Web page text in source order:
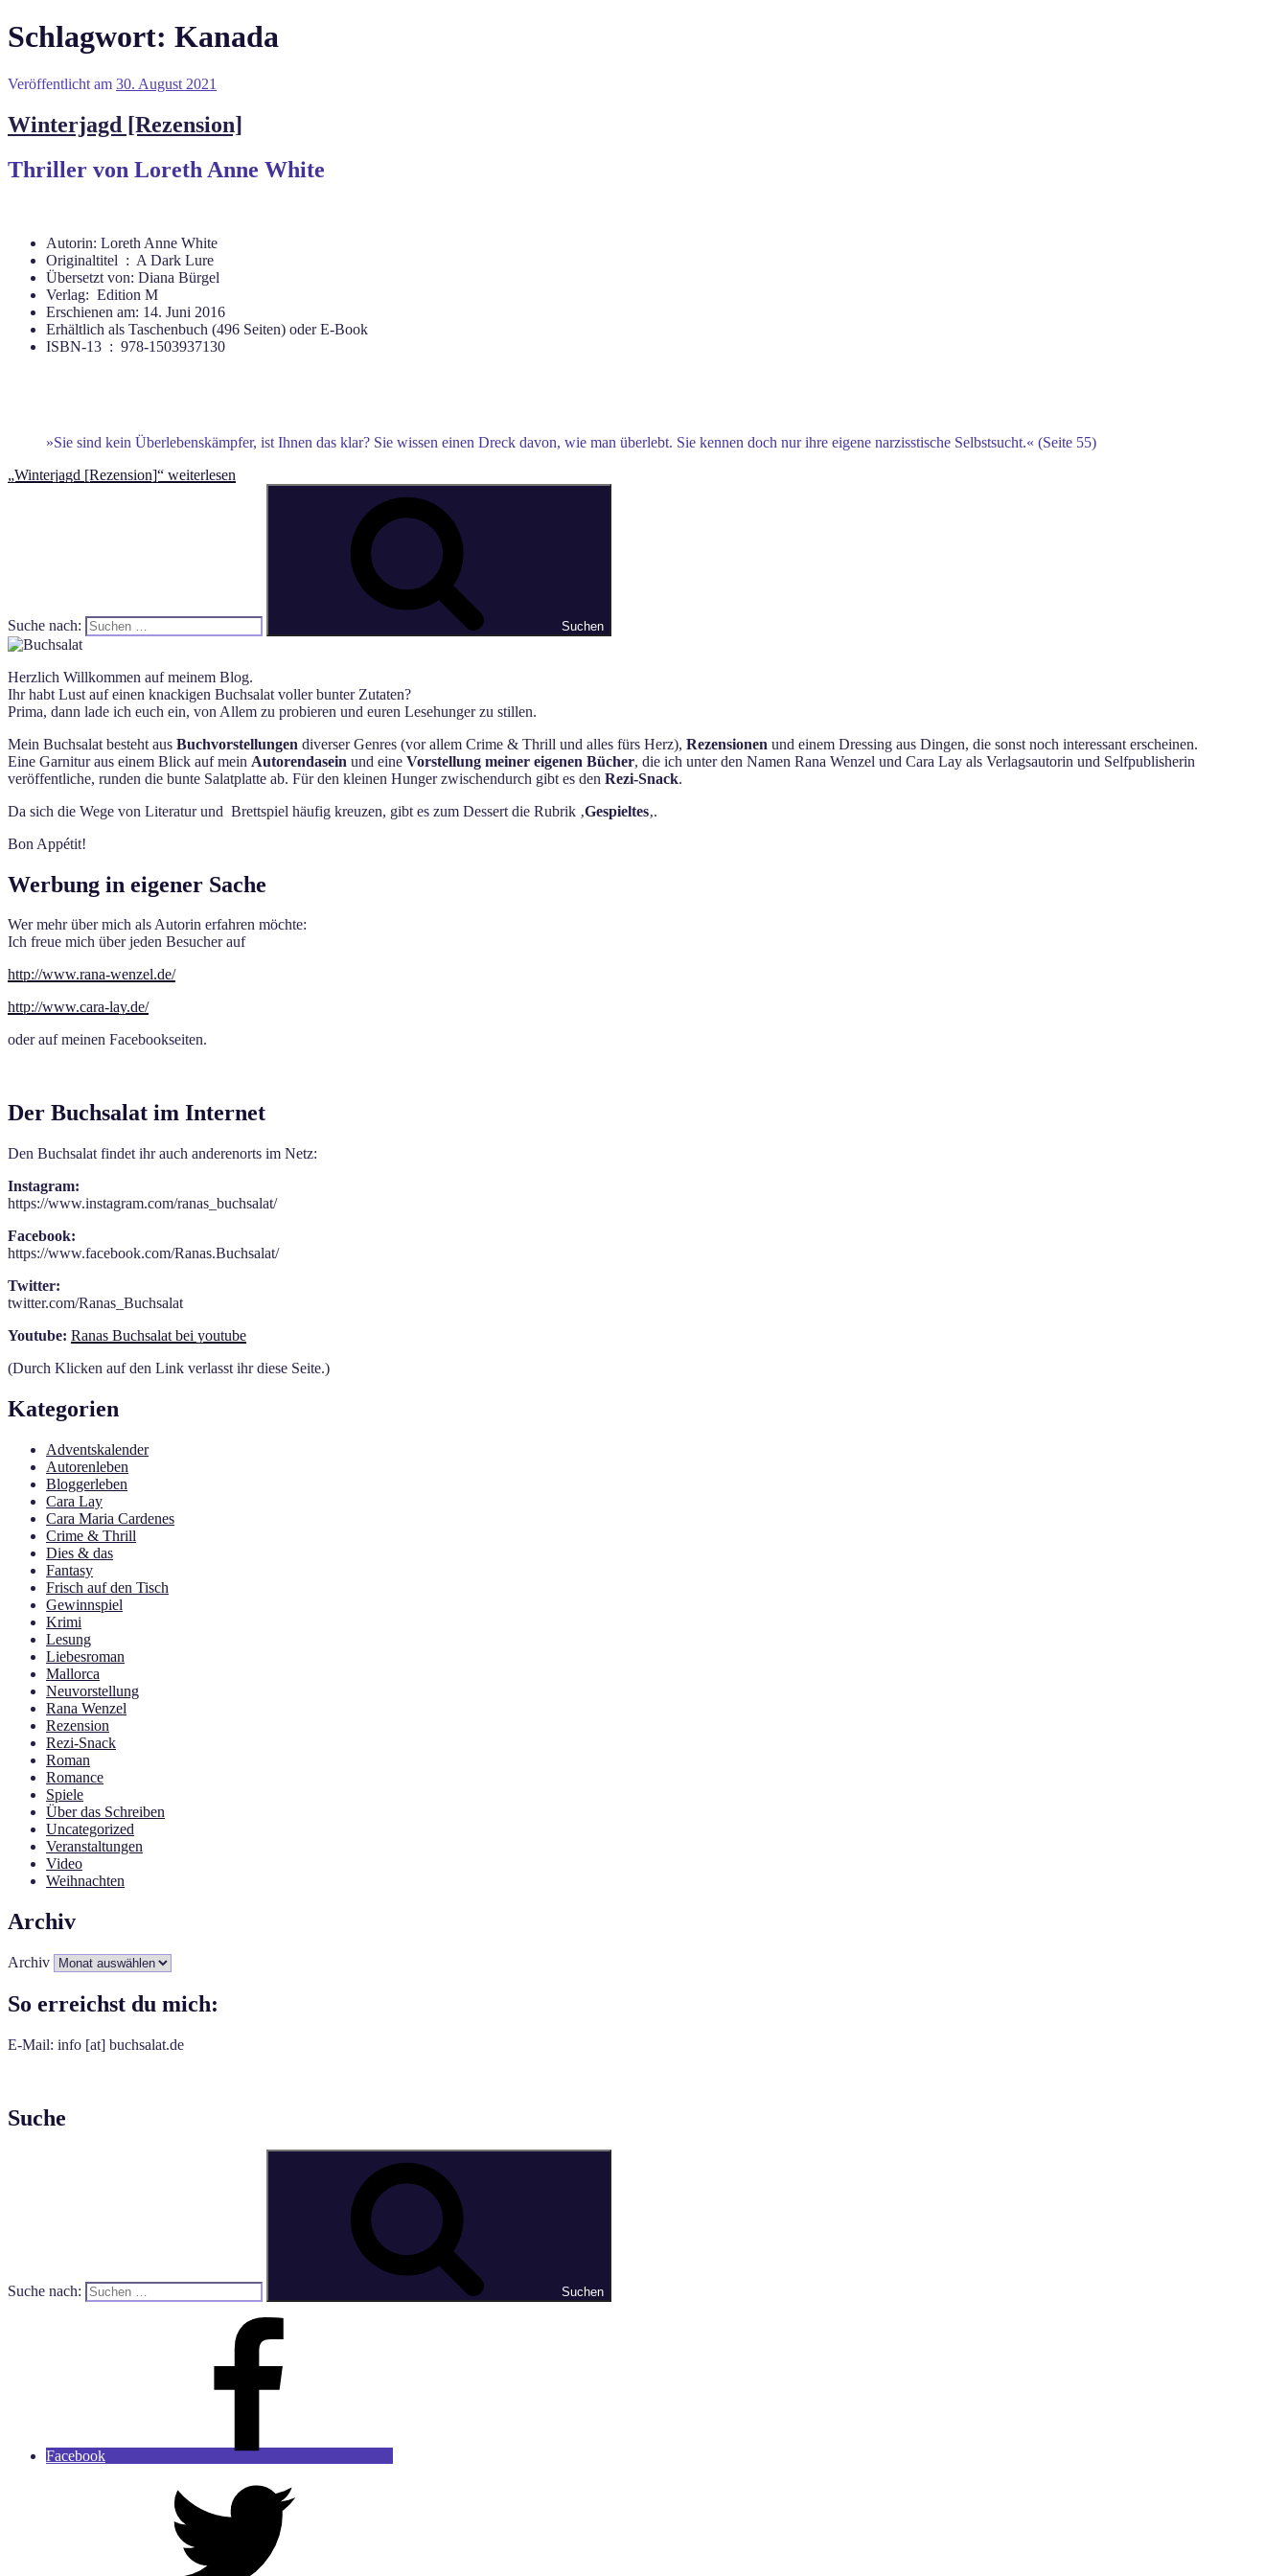
Schlagwort: Kanada
Veröffentlicht am 30. August 2021
Winterjagd [Rezension]
Thriller von Loreth Anne White
Autorin: Loreth Anne White
Originaltitel ‏ : ‎ A Dark Lure
Übersetzt von: Diana Bürgel
Verlag: ‎ Edition M
Erschienen am: 14. Juni 2016
Erhältlich als Taschenbuch (496 Seiten) oder E-Book
ISBN-13 ‏ : ‎ 978-1503937130
»Sie sind kein Überlebenskämpfer, ist Ihnen das klar? Sie wissen einen Dreck davon, wie man überlebt. Sie kennen doch nur ihre eigene narzisstische Selbstsucht.« (Seite 55)
„Winterjagd [Rezension]“ weiterlesen
Suche nach: Suchen
Herzlich Willkommen auf meinem Blog.
Ihr habt Lust auf einen knackigen Buchsalat voller bunter Zutaten?
Prima, dann lade ich euch ein, von Allem zu probieren und euren Lesehunger zu stillen.
Mein Buchsalat besteht aus Buchvorstellungen diverser Genres (vor allem Crime & Thrill und alles fürs Herz), Rezensionen und einem Dressing aus Dingen, die sonst noch interessant erscheinen.
Eine Garnitur aus einem Blick auf mein Autorendasein und eine Vorstellung meiner eigenen Bücher, die ich unter den Namen Rana Wenzel und Cara Lay als Verlagsautorin und Selfpublisherin
veröffentliche, runden die bunte Salatplatte ab. Für den kleinen Hunger zwischendurch gibt es den Rezi-Snack.
Da sich die Wege von Literatur und Brettspiel häufig kreuzen, gibt es zum Dessert die Rubrik ‚Gespieltes‚.
Bon Appétit!
Werbung in eigener Sache
Wer mehr über mich als Autorin erfahren möchte:
Ich freue mich über jeden Besucher auf
http://www.rana-wenzel.de/
http://www.cara-lay.de/
oder auf meinen Facebookseiten.
Der Buchsalat im Internet
Den Buchsalat findet ihr auch anderenorts im Netz:
Instagram:
https://www.instagram.com/ranas_buchsalat/
Facebook:
https://www.facebook.com/Ranas.Buchsalat/
Twitter:
twitter.com/Ranas_Buchsalat
Youtube: Ranas Buchsalat bei youtube
(Durch Klicken auf den Link verlasst ihr diese Seite.)
Kategorien
Adventskalender
Autorenleben
Bloggerleben
Cara Lay
Cara Maria Cardenes
Crime & Thrill
Dies & das
Fantasy
Frisch auf den Tisch
Gewinnspiel
Krimi
Lesung
Liebesroman
Mallorca
Neuvorstellung
Rana Wenzel
Rezension
Rezi-Snack
Roman
Romance
Spiele
Über das Schreiben
Uncategorized
Veranstaltungen
Video
Weihnachten
Archiv
Archiv
So erreichst du mich:
E-Mail: info [at] buchsalat.de
Suche
Suche nach: Suchen
Facebook